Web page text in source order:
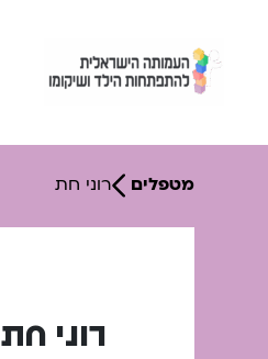
content
מטפלים רוני חת
רוני חת